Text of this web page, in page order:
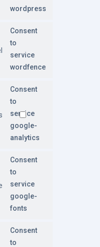
wordpress
Consent
to
service
wordfence
Consent
to
service
google-
analytics
Consent
to
service
google-
fonts
Consent
to